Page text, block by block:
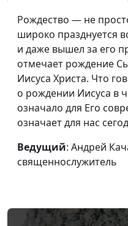
Сладкая ложь
Правда у Бога
Жизнь без
ограничений
Принцип
Секреты позитива
Рождество — не
широко празднуется
и даже вышел за его
отмечает рождение
Иисуса Христа. Что
о рождении Иисуса в
означало для Его
означает для нас
Ведущий: Андрей
священнослужитель